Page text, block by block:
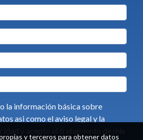
y la
y terceros para obtener datos